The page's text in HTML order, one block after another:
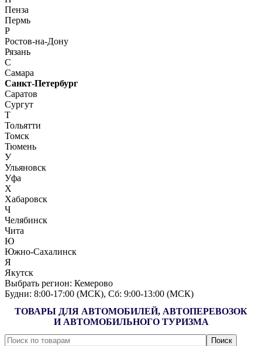
Пенза
Пермь
Р
Ростов-на-Дону
Рязань
С
Самара
Санкт-Петербург
Саратов
Сургут
Т
Тольятти
Томск
Тюмень
У
Ульяновск
Уфа
Х
Хабаровск
Ч
Челябинск
Чита
Ю
Южно-Сахалинск
Я
Якутск
Выбрать регион: Кемерово
Будни: 8:00‑17:00 (МСК), Сб: 9:00‑13:00 (МСК)
ТОВАРЫ ДЛЯ АВТОМОБИЛЕЙ, АВТОПЕРЕВОЗОК
И АВТОМОБИЛЬНОГО ТУРИЗМА